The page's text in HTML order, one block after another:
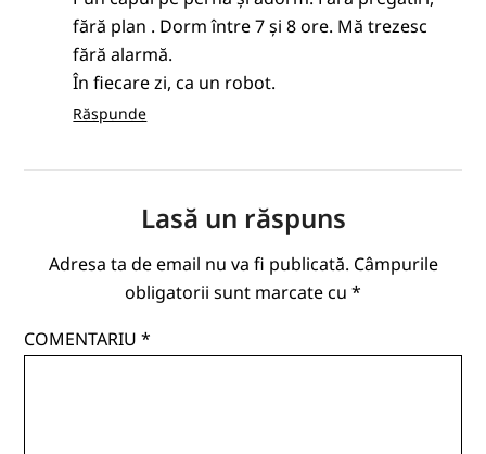
fără plan . Dorm între 7 și 8 ore. Mă trezesc
fără alarmă.
În fiecare zi, ca un robot.
Răspunde
Lasă un răspuns
Adresa ta de email nu va fi publicată. Câmpurile
obligatorii sunt marcate cu *
COMENTARIU*